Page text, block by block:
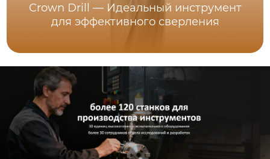
Crown Drill — Идеальный инструмент
для эффективного сверления